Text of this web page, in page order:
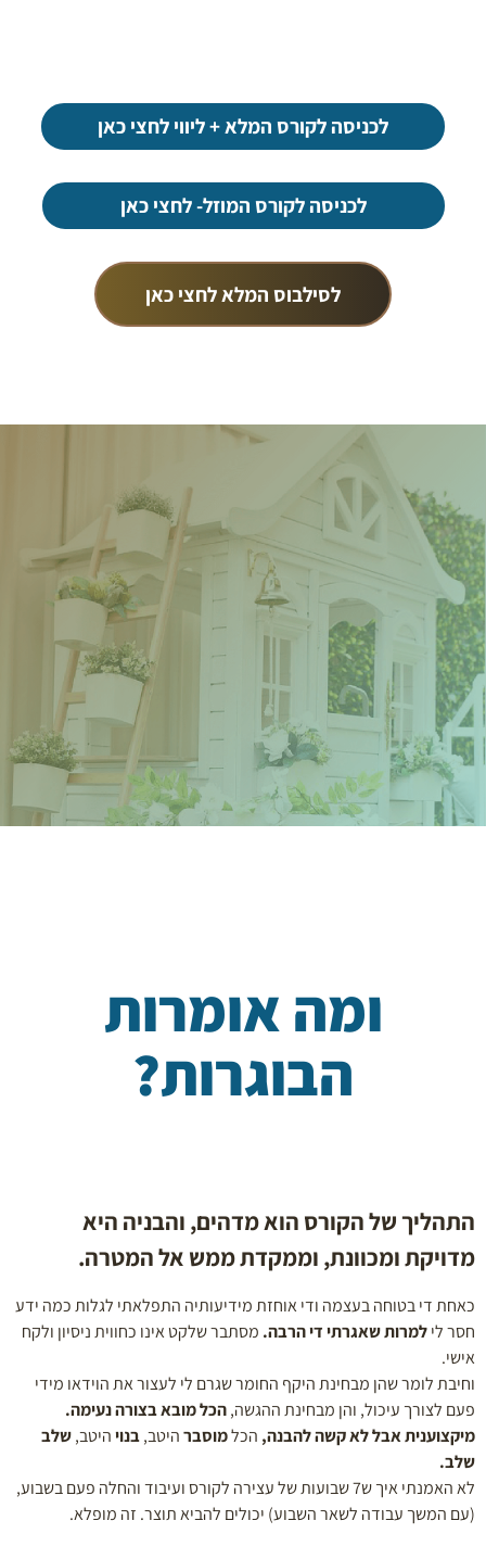
לכניסה לקורס המלא + ליווי לחצי כאן
לכניסה לקורס המוזל- לחצי כאן
לסילבוס המלא לחצי כאן
ומה אומרות
הבוגרות?
התהליך של הקורס הוא מדהים, והבניה היא
מדויקת ומכוונת, וממקדת ממש אל המטרה.
כאחת די בטוחה בעצמה ודי אוחזת מידיעותיה התפלאתי לגלות כמה ידע
חסר לילמרות שאגרתי די הרבה.מסתבר שלקט אינו כחווית ניסיון ולקח
אישי.
וחיבת לומר שהן מבחינת היקף החומר שגרם לי לעצור את הוידאו מידי
פעם לצורך עיכול, והן מבחינת ההגשה,הכל מובא בצורה נעימה.
מיקצוענית אבל לא קשה להבנה,הכלמוסברהיטב,בנויהיטב,שלב
שלב.
לא האמנתי איך ש7 שבועות של עצירה לקורס ועיבוד והחלה פעם בשבוע,
(עם המשך עבודה לשאר השבוע) יכולים להביא תוצר. זה מופלא.